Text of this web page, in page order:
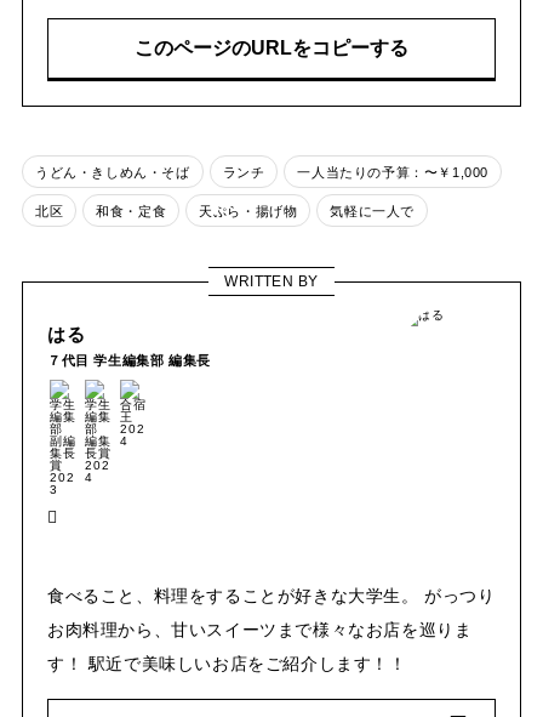
このページのURLをコピーする
うどん・きしめん・そば ランチ 一人当たりの予算：〜￥1,000
北区 和食・定食 天ぷら・揚げ物 気軽に一人で
WRITTEN BY
はる
７代目 学生編集部 編集長
食べること、料理をすることが好きな大学生。 がっつり
お肉料理から、甘いスイーツまで様々なお店を巡りま
す！ 駅近で美味しいお店をご紹介します！！